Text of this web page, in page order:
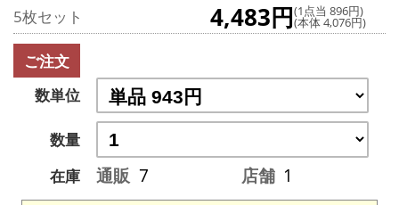
5枚セット 4,483円(1点当 896円)
(本体 4,076円)
ご注文
数単位
数量
在庫
通販 7 店舗 1